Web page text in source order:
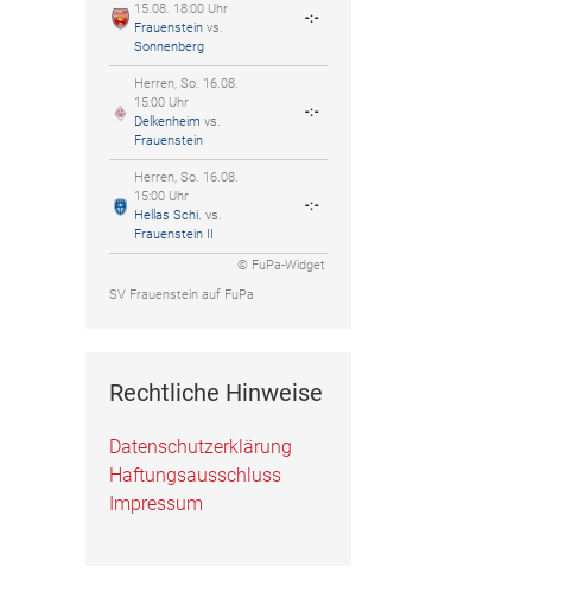
15.08. 18:00 Uhr
Frauenstein vs.
Sonnenberg
-:-
Herren, So. 16.08.
15:00 Uhr
Delkenheim vs.
Frauenstein
-:-
Herren, So. 16.08.
15:00 Uhr
Hellas Schi. vs.
Frauenstein II
-:-
© FuPa-Widget
SV Frauenstein auf FuPa
Rechtliche Hinweise
Datenschutzerklärung
Haftungsausschluss
Impressum